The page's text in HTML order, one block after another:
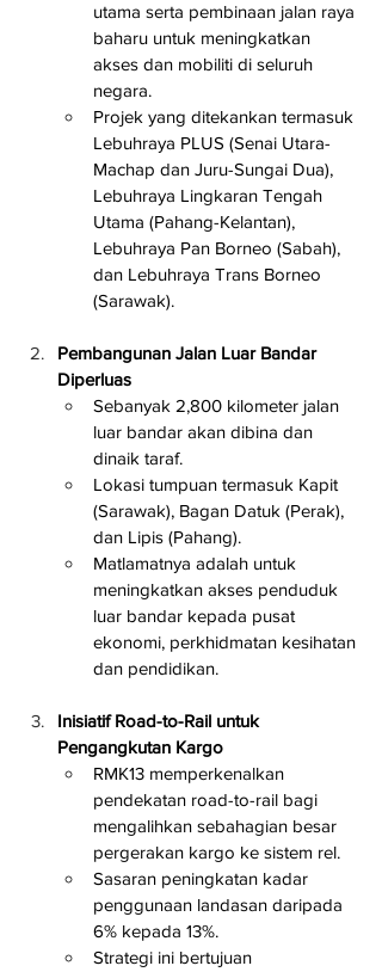
utama serta pembinaan jalan raya
baharu untuk meningkatkan
akses dan mobiliti di seluruh
negara.
Projek yang ditekankan termasuk
Lebuhraya PLUS (Senai Utara-
Machap dan Juru-Sungai Dua),
Lebuhraya Lingkaran Tengah
Utama (Pahang-Kelantan),
Lebuhraya Pan Borneo (Sabah),
dan Lebuhraya Trans Borneo
(Sarawak).
Pembangunan Jalan Luar Bandar
Diperluas
Sebanyak 2,800 kilometer jalan
luar bandar akan dibina dan
dinaik taraf.
Lokasi tumpuan termasuk Kapit
(Sarawak), Bagan Datuk (Perak),
dan Lipis (Pahang).
Matlamatnya adalah untuk
meningkatkan akses penduduk
luar bandar kepada pusat
ekonomi, perkhidmatan kesihatan
dan pendidikan.
Inisiatif Road-to-Rail untuk
Pengangkutan Kargo
RMK13 memperkenalkan
pendekatan road-to-rail bagi
mengalihkan sebahagian besar
pergerakan kargo ke sistem rel.
Sasaran peningkatan kadar
penggunaan landasan daripada
6% kepada 13%.
Strategi ini bertujuan